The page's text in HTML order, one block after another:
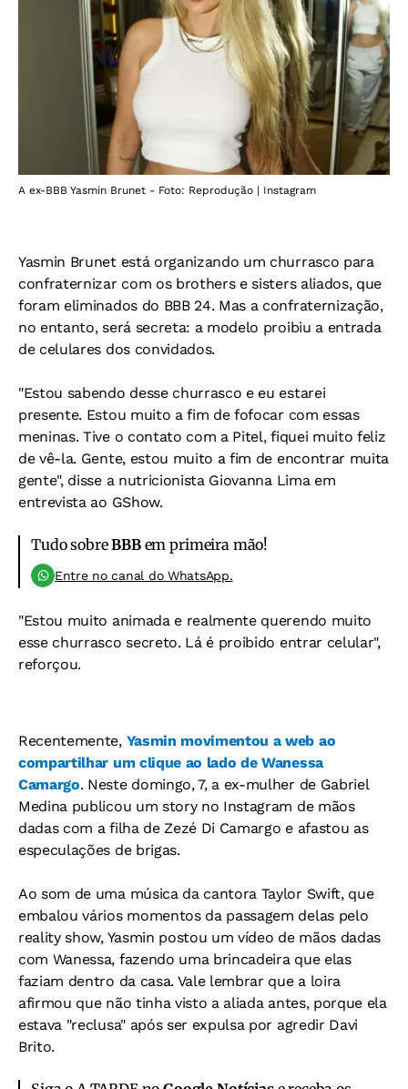
A ex-BBB Yasmin Brunet - Foto: Reprodução | Instagram
Yasmin Brunet está organizando um churrasco para
confraternizar com os brothers e sisters aliados, que
foram eliminados do BBB 24. Mas a confraternização,
no entanto, será secreta: a modelo proibiu a entrada
de celulares dos convidados.
"Estou sabendo desse churrasco e eu estarei
presente. Estou muito a fim de fofocar com essas
meninas. Tive o contato com a Pitel, fiquei muito feliz
de vê-la. Gente, estou muito a fim de encontrar muita
gente", disse a nutricionista Giovanna Lima em
entrevista ao GShow.
Tudo sobreBBBem primeira mão!
Entre no canal do WhatsApp.
"Estou muito animada e realmente querendo muito
esse churrasco secreto. Lá é proibido entrar celular",
reforçou.
Recentemente, Yasmin movimentou a web ao
compartilhar um clique ao lado de Wanessa
Camargo. Neste domingo, 7, a ex-mulher de Gabriel
Medina publicou um story no Instagram de mãos
dadas com a filha de Zezé Di Camargo e afastou as
especulações de brigas.
Ao som de uma música da cantora Taylor Swift, que
embalou vários momentos da passagem delas pelo
reality show, Yasmin postou um vídeo de mãos dadas
com Wanessa, fazendo uma brincadeira que elas
faziam dentro da casa. Vale lembrar que a loira
afirmou que não tinha visto a aliada antes, porque ela
estava "reclusa" após ser expulsa por agredir Davi
Brito.